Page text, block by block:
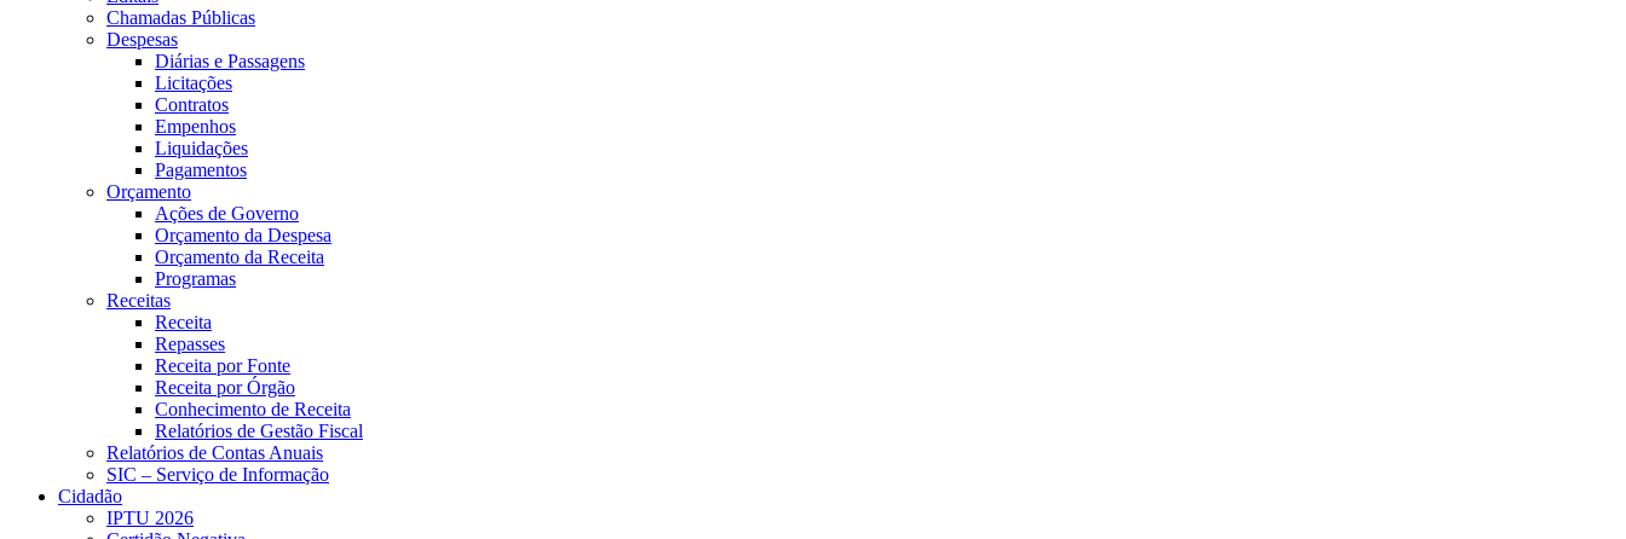
Chamadas Públicas
Despesas
Diárias e Passagens
Licitações
Contratos
Empenhos
Liquidações
Pagamentos
Orçamento
Ações de Governo
Orçamento da Despesa
Orçamento da Receita
Programas
Receitas
Receita
Repasses
Receita por Fonte
Receita por Órgão
Conhecimento de Receita
Relatórios de Gestão Fiscal
Relatórios de Contas Anuais
SIC – Serviço de Informação
Cidadão
IPTU 2026